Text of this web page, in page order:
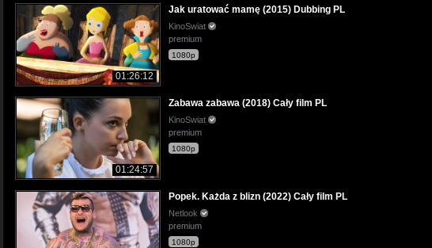
01:26:12
Jak uratować mamę (2015) Dubbing PL
KinoSwiat
premium
1080p
01:24:57
Zabawa zabawa (2018) Cały film PL
KinoSwiat
premium
1080p
Popek. Każda z blizn (2022) Cały film PL
Netlook
premium
1080p